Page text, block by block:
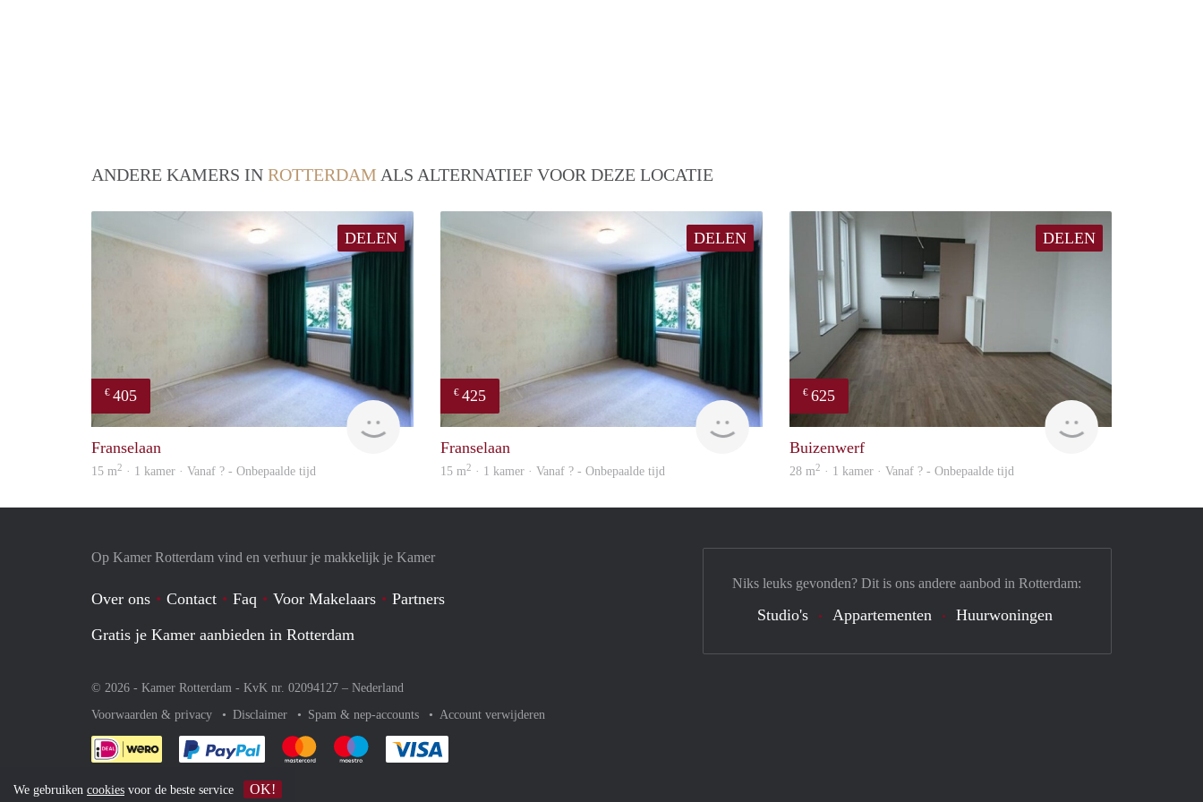
ANDERE KAMERS IN ROTTERDAM ALS ALTERNATIEF VOOR DEZE LOCATIE
DELEN
€ 405
finder
Franselaan
15 m2 · 1 kamer · Vanaf ? - Onbepaalde tijd
DELEN
€ 425
finder
Franselaan
15 m2 · 1 kamer · Vanaf ? - Onbepaalde tijd
DELEN
€ 625
Buizenwerf
28 m2 · 1 kamer · Vanaf ? - Onbepaalde tijd
Op Kamer Rotterdam vind en verhuur je makkelijk je Kamer
Over ons Contact Faq Voor Makelaars
Partners
Gratis je Kamer aanbieden in Rotterdam
© 2026 - Kamer Rotterdam - KvK nr. 02094127 – Nederland
Voorwaarden & privacy
Disclaimer Spam & nep-accounts Account verwijderen
Je rekent gemakkelijk af met Paypal
Je rekent gemakkelijk af met Mastercard
Je rekent gemakkelijk af met Meastro
Niks leuks gevonden? Dit is ons andere aanbod in Rotterdam:
Studio's Appartementen Huurwoningen
We gebruiken cookies voor de beste service OK!